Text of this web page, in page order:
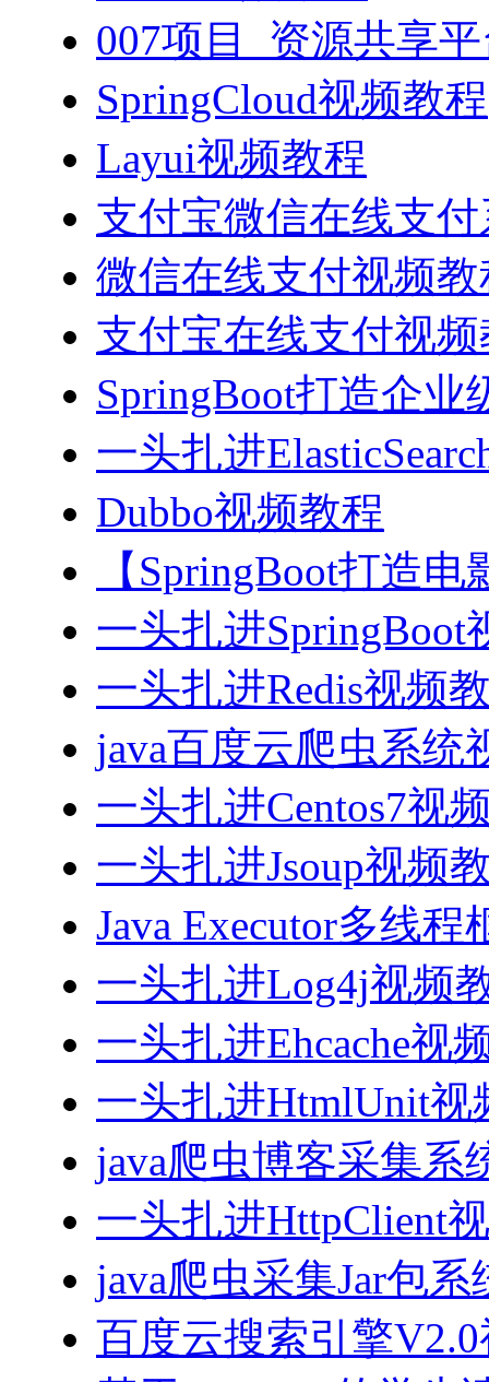
007项目_资源共享
SpringCloud视频教程
Layui视频教程
支付宝微信在线支
微信在线支付视频教
支付宝在线支付视
SpringBoot打造企业
一头扎进
Dubbo视频教程
【SpringBoot打造
一头扎进SpringBoot
一头扎进Redis视频
java百度云爬虫系统
一头扎进Centos7视
一头扎进Jsoup视频
Java Executor多线
一头扎进Log4j视频
一头扎进Ehcache视
一头扎进HtmlUnit视
java爬虫博客采集系
一头扎进HttpClient
java爬虫采集Jar包
百度云搜索引擎